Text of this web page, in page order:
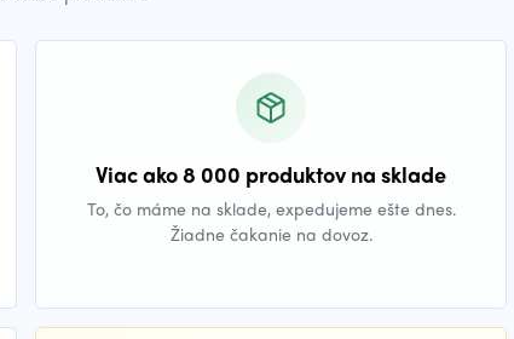
Viac ako 8 000 produktov na sklade
To, čo máme na sklade, expedujeme ešte dnes.
Žiadne čakanie na dovoz.